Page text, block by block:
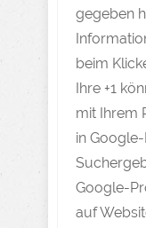
gegeben
beim
Ihre +1
mit Ihrem
in
Google-
auf